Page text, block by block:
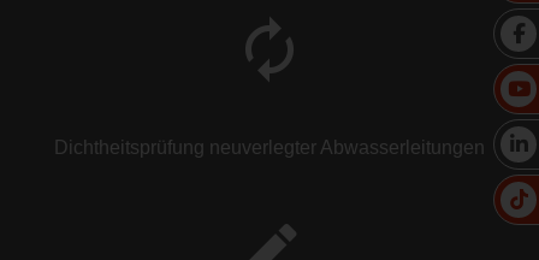
Dichtheitsprüfung neuverlegter Abwasserleitungen